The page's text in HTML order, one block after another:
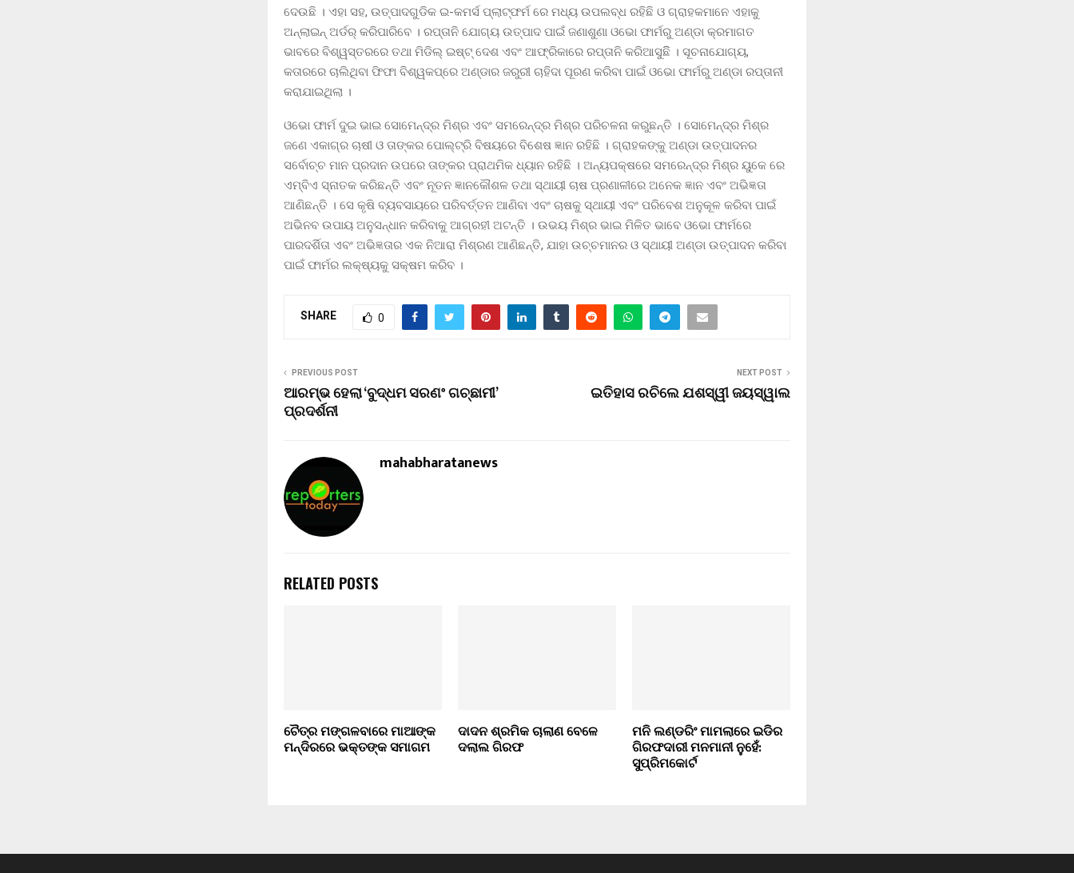
ଦେଉଛି । ଏହା ସହ, ଉତ୍ପାଦଗୁଡିକ ଇ-କମର୍ସ ପ୍ଲାଟ୍ଫର୍ମ ରେ ମଧ୍ୟ ଉପଲବ୍ଧ ରହିଛି ଓ ଗ୍ରାହକମାନେ ଏହାକୁ
ଅନ୍ଲାଇନ୍ ଅର୍ଡର୍ କରିପାରିବେ । ରପ୍ତାନି ଯୋଗ୍ୟ ଉତ୍ପାଦ ପାଇଁ ଜଣାଶୁଣା ଓଭୋ ଫାର୍ମରୁ ଅଣ୍ଡା କ୍ରମାଗତ
ଭାବରେ ବିଶ୍ୱସ୍ତରରେ ତଥା ମିଡିଲ୍ ଇଷ୍ଟ୍ ଦେଶ ଏବଂ ଆଫ୍ରିକାରେ ରପ୍ତାନି କରିଆସୁଛିି । ସୂଚନାଯୋଗ୍ୟ,
କତାରରେ ଚାଲିଥିବା ଫିଫା ବିଶ୍ୱକପ୍ରେ ଅଣ୍ଡାର ଜରୁରୀ ଚାହିଦା ପୂରଣ କରିବା ପାଇଁ ଓଭୋ ଫାର୍ମରୁ ଅଣ୍ଡା ରପ୍ତାନୀ
କରାଯାଇଥିଲା ।
ଓଭୋ ଫାର୍ମ ଦୁଇ ଭାଇ ସୋମେନ୍ଦ୍ର ମିଶ୍ର ଏବଂ ସମରେନ୍ଦ୍ର ମିଶ୍ର ପରିଚଳନା କରୁଛନ୍ତି । ସୋମେନ୍ଦ୍ର ମିଶ୍ର
ଜଣେ ଏକାଗ୍ର ଚାଷୀ ଓ ତାଙ୍କର ପୋଲ୍ଟ୍ରି ବିଷୟରେ ବିଶେଷ ଜ୍ଞାନ ରହିଛି । ଗ୍ରାହକଙ୍କୁ ଅଣ୍ଡା ଉତ୍ପାଦନର
ସର୍ବୋଚ୍ଚ ମାନ ପ୍ରଦାନ ଉପରେ ତାଙ୍କର ପ୍ରାଥମିକ ଧ୍ୟାନ ରହିଛି । ଅନ୍ୟପକ୍ଷରେ ସମରେନ୍ଦ୍ର ମିଶ୍ର ୟୁକେ ରେ
ଏମ୍ବିଏ ସ୍ନାତକ କରିଛନ୍ତି ଏବଂ ନୂତନ ଜ୍ଞାନକୌଶଳ ତଥା ସ୍ଥାୟୀ ଚାଷ ପ୍ରଣାଳୀରେ ଅନେକ ଜ୍ଞାନ ଏବଂ ଅଭିଜ୍ଞତା
ଆଣିଛନ୍ତି । ସେ କୃଷି ବ୍ୟବସାୟରେ ପରିବର୍ତ୍ତନ ଆଣିବା ଏବଂ ଚାଷକୁ ସ୍ଥାୟୀ ଏବଂ ପରିବେଶ ଅନୁକୂଳ କରିବା ପାଇଁ
ଅଭିନବ ଉପାୟ ଅନୁସନ୍ଧାନ କରିବାକୁ ଆଗ୍ରହୀ ଅଟନ୍ତି । ଉଭୟ ମିଶ୍ର ଭାଇ ମିଳିତ ଭାବେ ଓଭୋ ଫାର୍ମରେ
ପାରଦର୍ଶିତା ଏବଂ ଅଭିଜ୍ଞତାର ଏକ ନିଆରା ମିଶ୍ରଣ ଆଣିଛନ୍ତି, ଯାହା ଉଚ୍ଚମାନର ଓ ସ୍ଥାୟୀ ଅଣ୍ଡା ଉତ୍ପାଦନ କରିବା
ପାଇଁ ଫାର୍ମର ଲକ୍ଷ୍ୟକୁ ସକ୍ଷମ କରିବ ।
SHARE 0
PREVIOUS POST
ଆରମ୍ଭ ହେଲା ‘ବୁଦ୍ଧମ ସରଣଂ ଗଚ୍ଛାମୀ’
ପ୍ରଦର୍ଶନୀ
NEXT POST
ଇତିହାସ ରଚିଲେ ଯଶସ୍ୱୀ ଜୟସ୍ୱାଲ
mahabharatanews
RELATED POSTS
ଚୈତ୍ର ମଙ୍ଗଳବାରେ ମାଆଙ୍କ
ମନ୍ଦିରରେ ଭକ୍ତଙ୍କ ସମାଗମ
ଦାଦନ ଶ୍ରମିକ ଚାଲାଣ ବେଳେ
ଦଲାଲ ଗିରଫ
ମନି ଲଣ୍ଡରିଂ ମାମଲାରେ ଇଡିର
ଗିରଫଦାରୀ ମନମାନୀ ନୁହେଁ:
ସୁପ୍ରିମକୋର୍ଟ